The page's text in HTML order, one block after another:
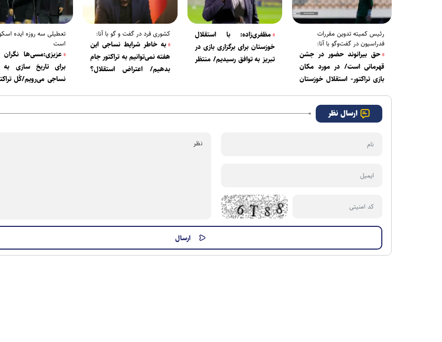
رئیس کمیته تدوین مقررات
فدراسیون در گفت‌و‌گو با آنا:
حق بیرانوند حضور در جشن
قهرمانی است/ در مورد مکان
بازی تراکتور- استقلال خوزستان
قرار گرفتم
مظفری‌زاده: با استقلال
خوزستان برای برگزاری بازی در
تبریز به توافق رسیدیم/ منتظر
کشوری فرد در گفت و گو با آنا:
به خاطر شرایط نساجی این
هفته نمی‌توانیم به تراکتور جام
بدهیم/ اعتراض استقلال؟
استراحت کند
تعطیلی سه روزه ایده
است
عزیزی:مسی‌ها نگران
برای تاریخ سازی
نساجی می‌رویم/کُل
ارسال نظر